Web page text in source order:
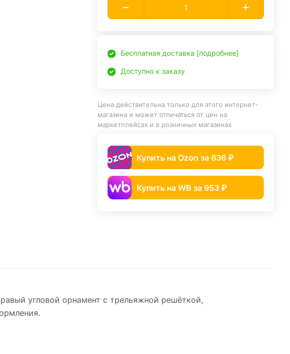
Бесплатная доставка [подробнее]
Доступно к заказу
Цена действительна только для этого интернет-
магазина и может отличаться от цен на
маркетплейсах и в розничных магазинах
Купить на Ozon за 636 ₽
Купить на WB за 953 ₽
угловой орнамент с трельяжной решёткой,